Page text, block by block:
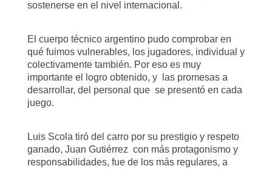
sostenerse en el nivel internacional.
El cuerpo técnico argentino pudo comprobar en
qué fuimos vulnerables, los jugadores, individual y
colectivamente también. Por eso es muy
importante el logro obtenido, y las promesas a
desarrollar, del personal que se presentó en cada
juego.
Luis Scola tiró del carro por su prestigio y respeto
ganado, Juan Gutiérrez con más protagonismo y
responsabilidades, fue de los más regulares, a